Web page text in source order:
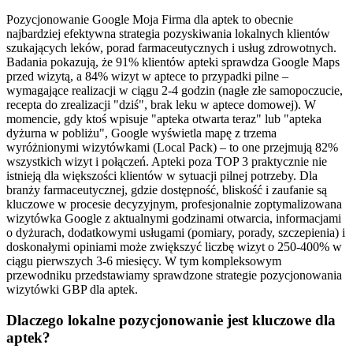
Pozycjonowanie Google Moja Firma dla aptek to obecnie
najbardziej efektywna strategia pozyskiwania lokalnych klientów
szukających leków, porad farmaceutycznych i usług zdrowotnych.
Badania pokazują, że 91% klientów apteki sprawdza Google Maps
przed wizytą, a 84% wizyt w aptece to przypadki pilne –
wymagające realizacji w ciągu 2-4 godzin (nagłe złe samopoczucie,
recepta do zrealizacji "dziś", brak leku w aptece domowej). W
momencie, gdy ktoś wpisuje "apteka otwarta teraz" lub "apteka
dyżurna w pobliżu", Google wyświetla mapę z trzema
wyróżnionymi wizytówkami (Local Pack) – to one przejmują 82%
wszystkich wizyt i połączeń. Apteki poza TOP 3 praktycznie nie
istnieją dla większości klientów w sytuacji pilnej potrzeby. Dla
branży farmaceutycznej, gdzie dostępność, bliskość i zaufanie są
kluczowe w procesie decyzyjnym, profesjonalnie zoptymalizowana
wizytówka Google z aktualnymi godzinami otwarcia, informacjami
o dyżurach, dodatkowymi usługami (pomiary, porady, szczepienia) i
doskonałymi opiniami może zwiększyć liczbę wizyt o 250-400% w
ciągu pierwszych 3-6 miesięcy. W tym kompleksowym
przewodniku przedstawiamy sprawdzone strategie pozycjonowania
wizytówki GBP dla aptek.
Dlaczego lokalne pozycjonowanie jest kluczowe dla
aptek?